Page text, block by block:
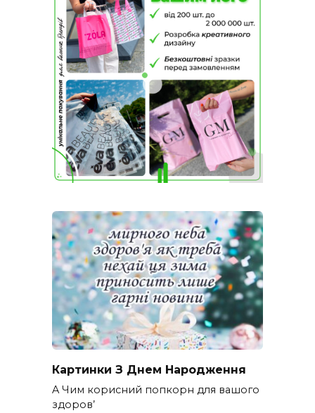
Картинки З Днем Народження
A Чим корисний попкорн для вашого
здоров’